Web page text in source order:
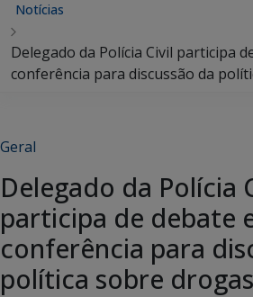
Notícias
Delegado da Polícia Civil participa
conferência para discussão da
Geral
Delegado da Polícia
participa de debate
conferência para
política sobre drogas